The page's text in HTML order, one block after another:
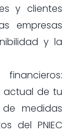
y clientes
empresas
y la
actual de tu
medidas
del PNIEC